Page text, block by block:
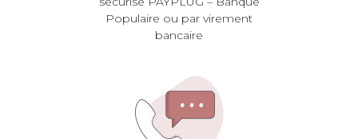
Populaire ou par virement
bancaire